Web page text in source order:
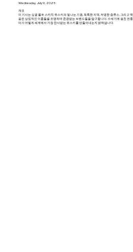
Wednesday, July 9, 2025
개요
이 기사는 싱글 몰트 스카치 위스키의 빛나는 기원, 독특한 지역, 저명한 증류소, 그리고
같은 상징적인 이름들을 조명하며 존경받는 브랜드들을 탐구합니다. 수세기에 걸친 전
아가 어떻게 세계에서 가장 찬사받는 위스키를 만들어내는지 밝혀냅니다.